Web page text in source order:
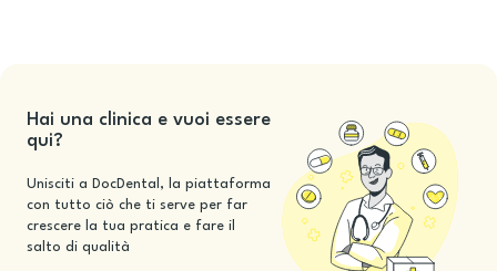
Hai una clinica e vuoi essere
qui?
Unisciti a DocDental, la piattaforma
con tutto ciò che ti serve per far
crescere la tua pratica e fare il
salto di qualità